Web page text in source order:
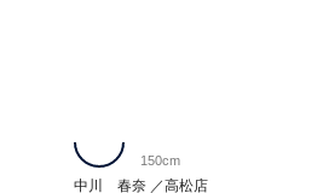
中川 春奈 高松店
150cm